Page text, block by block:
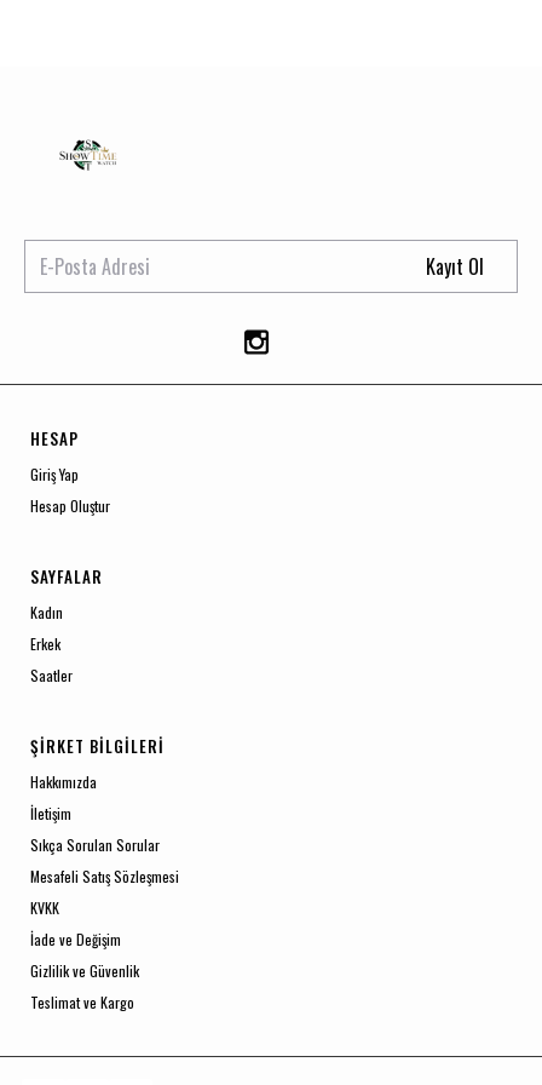
Kayıt Ol
HESAP
Giriş Yap
Hesap Oluştur
SAYFALAR
Kadın
Erkek
Saatler
ŞIRKET BILGILERI
Hakkımızda
İletişim
Sıkça Sorulan Sorular
Mesafeli Satış Sözleşmesi
KVKK
İade ve Değişim
Gizlilik ve Güvenlik
Teslimat ve Kargo